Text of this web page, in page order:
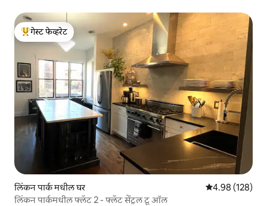
टॉप गेस्ट फेव्हरेट
गेस्ट फेव्हरेट
लिंकन पार्क मधील घर 5 पैकी 4.98
4.98 (128)
लिंकन पार्कमधील फ्लॅट 2 - फ्लॅट सेंट्रल टू ऑल